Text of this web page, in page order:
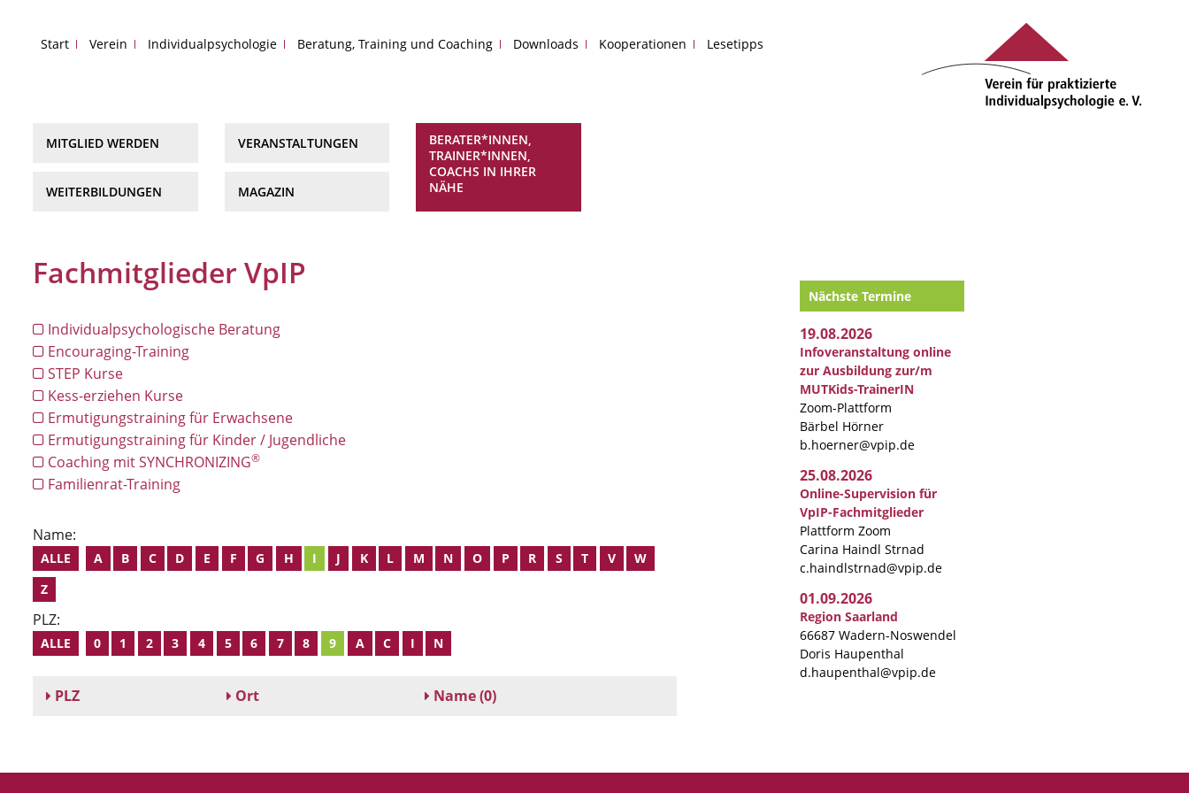
Start Verein Individualpsychologie Beratung, Training und Coaching Downloads Kooperationen Lesetipps
MITGLIED WERDEN
WEITERBILDUNGEN
VERANSTALTUNGEN
MAGAZIN
BERATER*INNEN,
TRAINER*INNEN,
COACHS IN IHRER
NÄHE
Fachmitglieder VpIP
Individualpsychologische Beratung
Encouraging-Training
STEP Kurse
Kess-erziehen Kurse
Ermutigungstraining für Erwachsene
Ermutigungstraining für Kinder / Jugendliche
Coaching mit SYNCHRONIZING®
Familienrat-Training
Name:
ALLE A B C D E F G H I J K L M N O P R S T V
W
Z
PLZ:
ALLE 0 1 2 3 4 5 6 7 8 9 A C I N
PLZ Ort Name(0)
Nächste Termine
19.08.2026
Infoveranstaltung online
zur Ausbildung zur/m
MUTKids-TrainerIN
Zoom-Plattform
Bärbel Hörner
b.hoerner@vpip.de
25.08.2026
Online-Supervision für
VpIP-Fachmitglieder
Plattform Zoom
Carina Haindl Strnad
c.haindlstrnad@vpip.de
01.09.2026
Region Saarland
66687 Wadern-Noswendel
Doris Haupenthal
d.haupenthal@vpip.de